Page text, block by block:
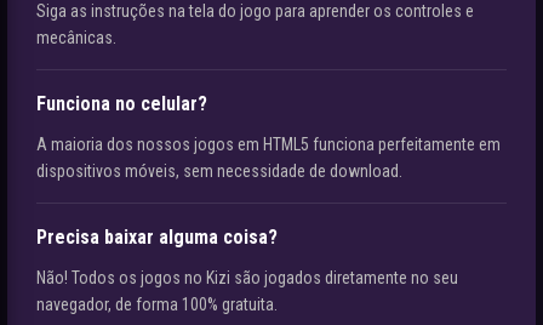
Siga as instruções na tela do jogo para aprender os controles e
mecânicas.
Funciona no celular?
A maioria dos nossos jogos em HTML5 funciona perfeitamente em
dispositivos móveis, sem necessidade de download.
Precisa baixar alguma coisa?
Não! Todos os jogos no Kizi são jogados diretamente no seu
navegador, de forma 100% gratuita.